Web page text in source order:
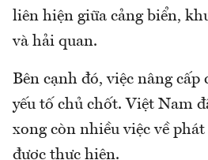
liên hiện giữa cảng biển,
và hải quan.
Bên cạnh đó, việc nâng cấp
yếu tố chủ chốt. Việt Nam
xong còn nhiều việc về
được thực hiện.